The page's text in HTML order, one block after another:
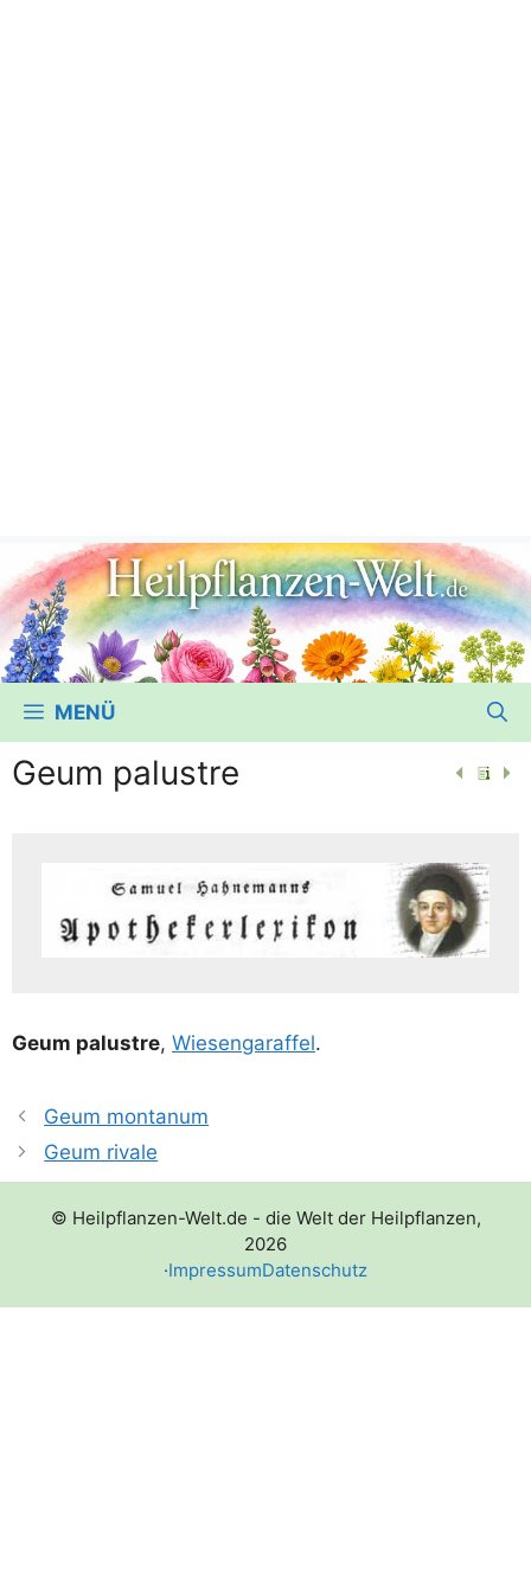
MENÜ
Geum palustre
Geum palust­re, Wie­sen­ga­raf­fel.
Geum montanum
Geum rivale
© Heilpflanzen-Welt.de - die Welt der Heilpflanzen,
2026
·ImpressumDatenschutz